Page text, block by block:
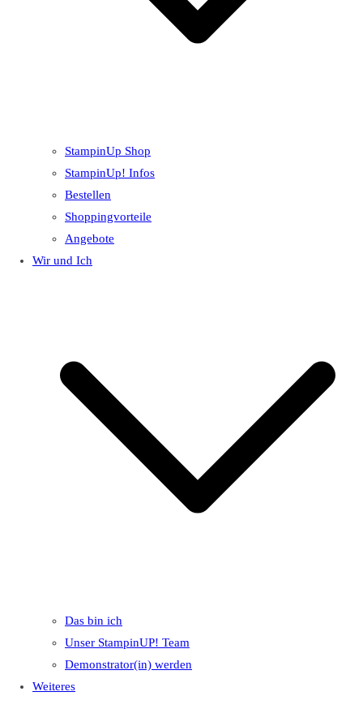
StampinUp Shop
StampinUp! Infos
Bestellen
Shoppingvorteile
Angebote
Wir und Ich
Das bin ich
Unser StampinUP! Team
Demonstrator(in) werden
Weiteres